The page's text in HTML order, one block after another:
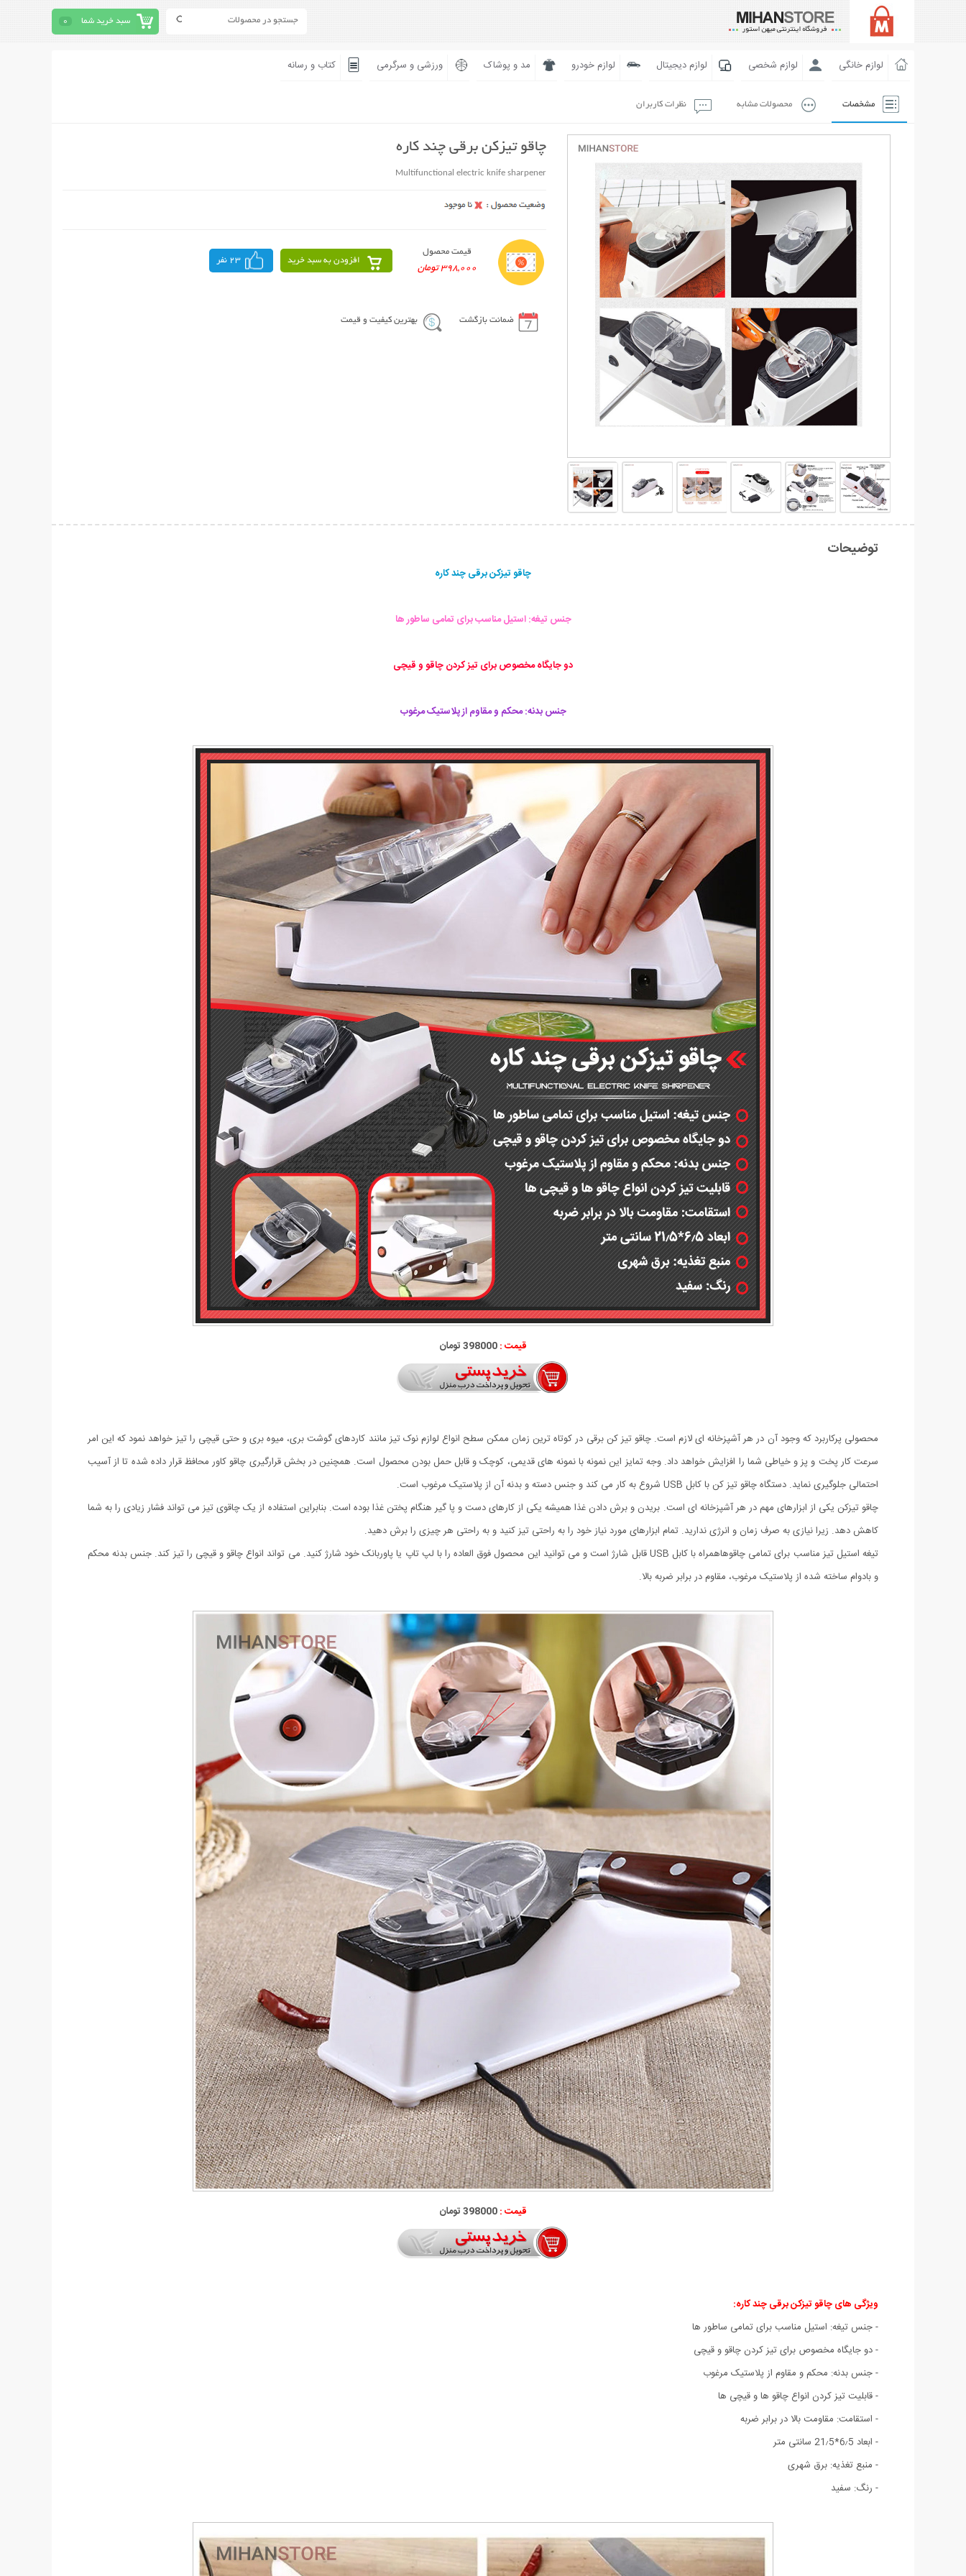
سبد خرید شما 0
لوازم خانگی لوازم شخصی لوازم دیجیتال لوازم خودرو مد و پوشاک ورزشی و سرگرمی کتاب و رسانه
مشخصات محصولات مشابه نظرات کاربران
چاقو تیزکن برقی چند کاره
Multifunctional electric knife sharpener
قیمت محصول
398,000 تومان
افزودن به سبد خرید 23 نفر
ضمانت بازگشت بهترین کیفیت و قیمت
توضیحات
چاقو تیزکن برقی چند کاره
جنس تیغه: استیل مناسب برای تمامی ساطور ها
دو جایگاه مخصوص برای تیز کردن چاقو و قیچی
جنس بدنه: محکم و مقاوم از پلاستیک مرغوب
قیمت :398000 تومان
محصولی پرکاربرد که وجود آن در هر آشپزخانه ای لازم است. چاقو تیز کن برقی در کوتاه ترین زمان ممکن سطح انواع لوازم نوک تیز مانند کاردهای گوشت بری، میوه بری و حتی قیچی را تیز خواهد نمود که این امر
سرعت کار پخت و پز و خیاطی شما را افزایش خواهد داد. وجه تمایز این نمونه با نمونه های قدیمی، کوچک و قابل حمل بودن محصول است. همچنین در بخش قرارگیری چاقو کاور محافظ قرار داده شده تا از آسیب
احتمالی جلوگیری نماید. دستگاه چاقو تیز کن با کابل USB شروع به کار می کند و جنس دسته و بدنه آن از پلاستیک مرغوب است.
چاقو تیزکن یکی از ابزارهای مهم در هر آشپزخانه ای است. بریدن و برش دادن غذا همیشه یکی از کارهای دست و پا گیر هنگام پختن غذا بوده است. بنابراین استفاده از یک چاقوی تیز می تواند فشار زیادی را به شما
کاهش دهد. زیرا نیازی به صرف زمان و انرژی ندارید. تمام ابزارهای مورد نیاز خود را به راحتی تیز کنید و به راحتی هر چیزی را برش دهید.
تیغه استیل تیز مناسب برای تمامی چاقوهاهمراه با کابل USB قابل شارژ است و می توانید این محصول فوق العاده را با لپ تاپ یا پاوربانک خود شارژ کنید. می تواند انواع چاقو و قیچی را تیز کند. جنس بدنه محکم
و بادوام ساخته شده از پلاستیک مرغوب، مقاوم در برابر ضربه بالا.
قیمت :398000 تومان
ویژگی های چاقو تیزکن برقی چند کاره:
- جنس تیغه: استیل مناسب برای تمامی ساطور ها
- دو جایگاه مخصوص برای تیز کردن چاقو و قیچی
- جنس بدنه: محکم و مقاوم از پلاستیک مرغوب
- قابلیت تیز کردن انواع چاقو ها و قیچی ها
- استقامت: مقاومت بالا در برابر ضربه
- ابعاد 6٫5*21٫5 سانتی متر
- منبع تغذیه: برق شهری
- رنگ: سفید